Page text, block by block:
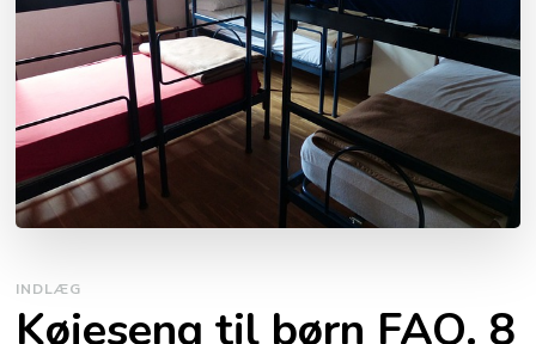
INDLÆG
Køjeseng til børn FAQ. 8